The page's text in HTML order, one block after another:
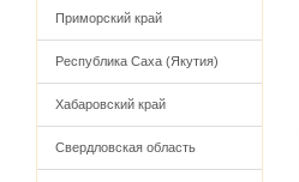
Приморский край
Республика Саха (Якутия)
Хабаровский край
Свердловская область